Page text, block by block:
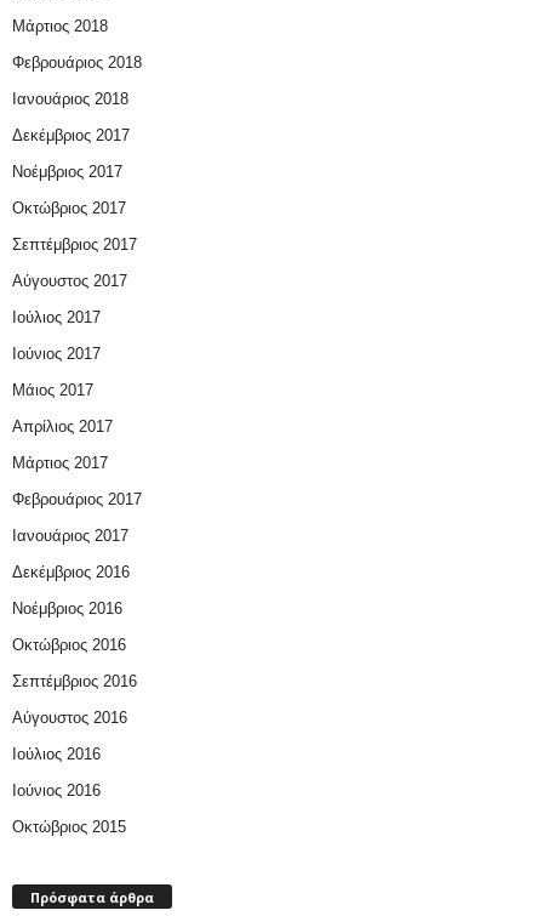
Μάρτιος 2018
Φεβρουάριος 2018
Ιανουάριος 2018
Δεκέμβριος 2017
Νοέμβριος 2017
Οκτώβριος 2017
Σεπτέμβριος 2017
Αύγουστος 2017
Ιούλιος 2017
Ιούνιος 2017
Μάιος 2017
Απρίλιος 2017
Μάρτιος 2017
Φεβρουάριος 2017
Ιανουάριος 2017
Δεκέμβριος 2016
Νοέμβριος 2016
Οκτώβριος 2016
Σεπτέμβριος 2016
Αύγουστος 2016
Ιούλιος 2016
Ιούνιος 2016
Οκτώβριος 2015
Πρόσφατα άρθρα